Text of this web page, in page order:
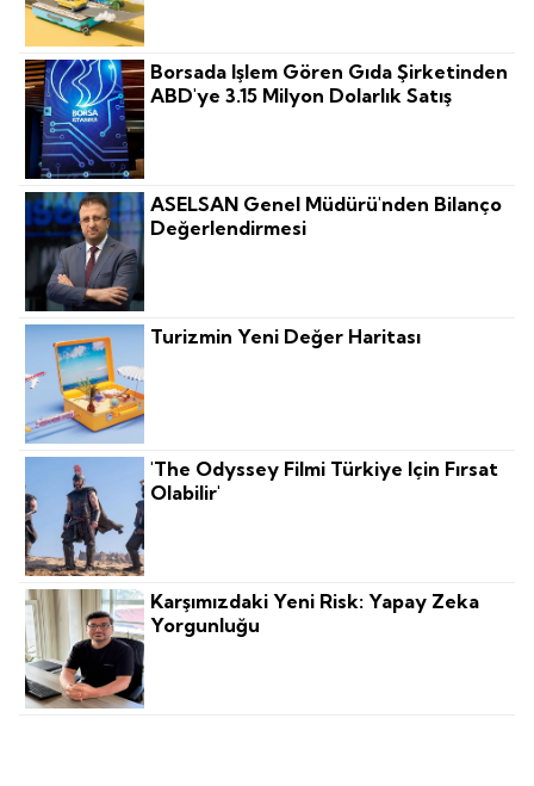
Borsada Işlem Gören Gıda Şirketinden
ABD'ye 3.15 Milyon Dolarlık Satış
ASELSAN Genel Müdürü'nden Bilanço
Değerlendirmesi
Turizmin Yeni Değer Haritası
'The Odyssey Filmi Türkiye Için Fırsat
Olabilir'
Karşımızdaki Yeni Risk: Yapay Zeka
Yorgunluğu